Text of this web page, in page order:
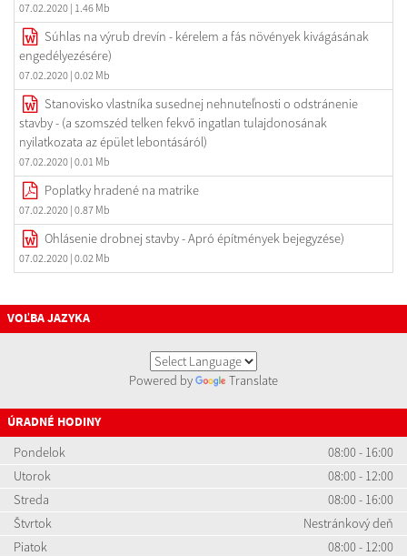
07.02.2020 | 1.46 Mb
Súhlas na výrub drevín - kérelem a fás növények kivágásának
engedélyezésére)
07.02.2020 | 0.02 Mb
Stanovisko vlastníka susednej nehnuteľnosti o odstránenie
stavby - (a szomszéd telken fekvő ingatlan tulajdonosának
nyilatkozata az épület lebontásáról)
07.02.2020 | 0.01 Mb
Poplatky hradené na matrike
07.02.2020 | 0.87 Mb
Ohlásenie drobnej stavby - Apró építmények bejegyzése)
07.02.2020 | 0.02 Mb
VOĽBA JAZYKA
Powered by Translate
ÚRADNÉ HODINY
Pondelok
08:00 - 16:00
Utorok
08:00 - 12:00
Streda
08:00 - 16:00
Štvrtok
Nestránkový deň
Piatok
08:00 - 12:00